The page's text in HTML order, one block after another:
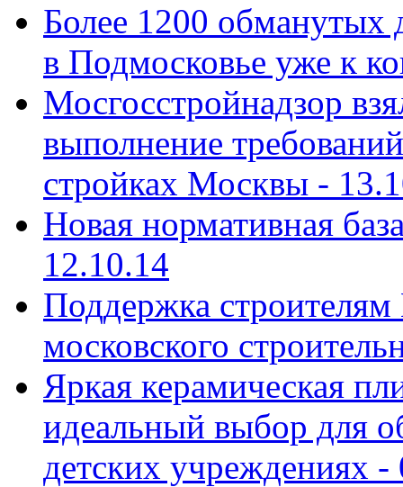
Более 1200 обманутых
в Подмосковье уже к
Мосгосстройнадзор
выполнение
стройках Москвы -
Новая нормативная
12.10.14
Поддержка
московского
Яркая керамическая
идеальный выбор для
детских учреждениях -